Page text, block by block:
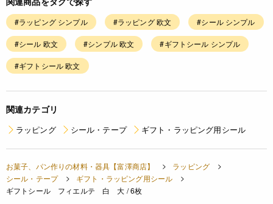
#ラッピング シンプル #ラッピング 欧文 #シール シンプル
#シール 欧文 #シンプル 欧文 #ギフトシール シンプル
#ギフトシール 欧文
関連カテゴリ
ラッピング シール・テープ ギフト・ラッピング用シール
お菓子、パン作りの材料・器具【富澤商店】
ラッピング
シール・テープ
ギフト・ラッピング用シール
ギフトシール フィエルテ 白 大 / 6枚